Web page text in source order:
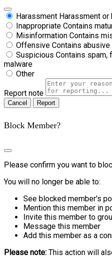
Harassment Harassment or
Inappropriate Contains
Misinformation Contains
Offensive Contains
Suspicious Contains spam,
malware
Other
Report note
Report
Block Member?
Please confirm you want to
You will no longer be able to:
See blocked member's
Mention this member in
Invite this member to
Message this member
Add this member as a
Please note: This action will